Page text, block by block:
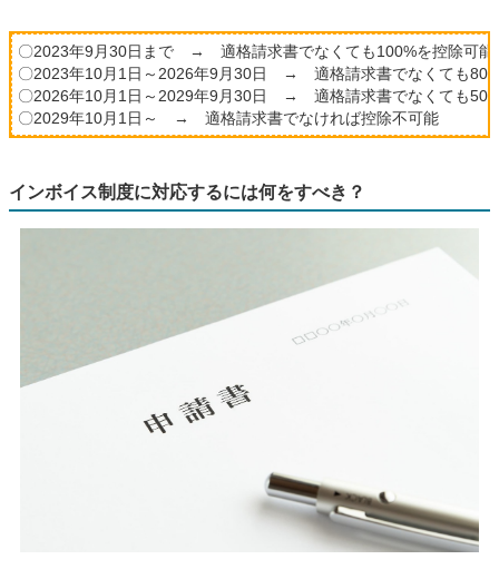
〇2023年9月30日まで → 適格請求書でなくても100%を控除可能
〇2023年10月1日～2026年9月30日 → 適格請求書でなくても
〇2026年10月1日～2029年9月30日 → 適格請求書でなくても
〇2029年10月1日～ → 適格請求書でなければ控除不可能
インボイス制度に対応するには何をすべき？